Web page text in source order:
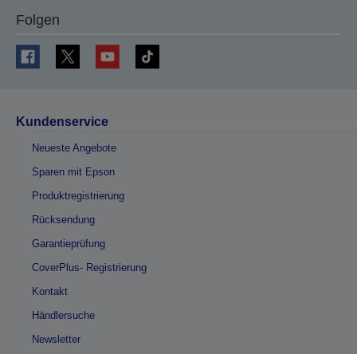
Folgen
Kundenservice
Neueste Angebote
Sparen mit Epson
Produktregistrierung
Rücksendung
Garantieprüfung
CoverPlus- Registrierung
Kontakt
Händlersuche
Newsletter